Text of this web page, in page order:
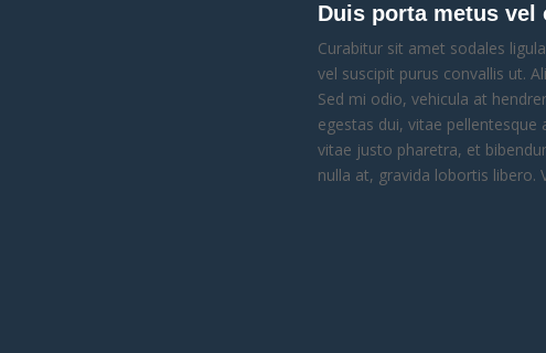
Duis porta metus
Curabitur sit amet sodales
vel suscipit purus convallis ut.
Sed mi odio, vehicula at
egestas dui, vitae
vitae justo pharetra, et
nulla at, gravida lobortis libero.